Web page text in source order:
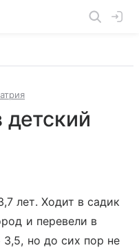
детский
лет. Ходит в садик
и перевели в
3,5, но до сих пор не